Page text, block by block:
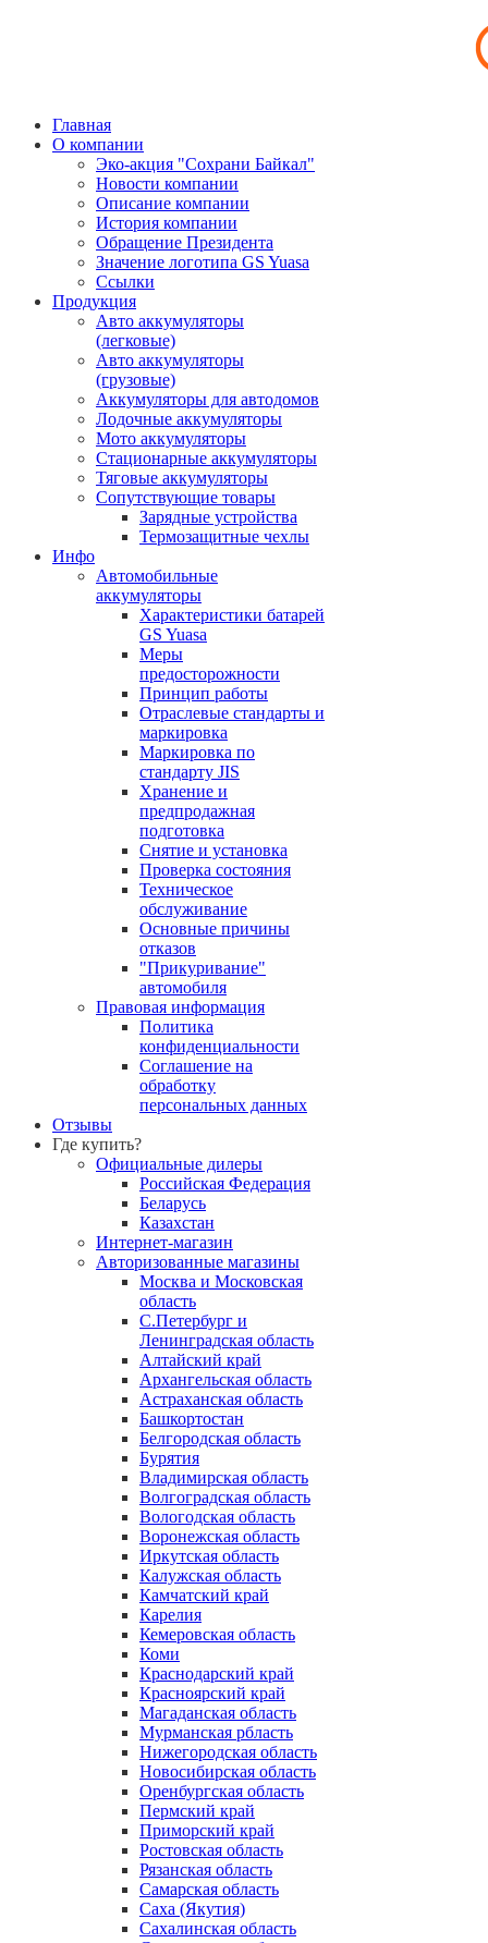
Главная
О компании
Эко-акция "Сохрани Байкал"
Новости компании
Описание компании
История компании
Обращение Президента
Значение логотипа GS Yuasa
Ссылки
Продукция
Авто аккумуляторы
(легковые)
Авто аккумуляторы
(грузовые)
Аккумуляторы для автодомов
Лодочные аккумуляторы
Мото аккумуляторы
Стационарные аккумуляторы
Тяговые аккумуляторы
Сопутствующие товары
Зарядные устройства
Термозащитные чехлы
Инфо
Автомобильные
аккумуляторы
Характеристики батарей
GS Yuasa
Меры
предосторожности
Принцип работы
Отраслевые стандарты и
маркировка
Маркировка по
стандарту JIS
Хранение и
предпродажная
подготовка
Снятие и установка
Проверка состояния
Техническое
обслуживание
Основные причины
отказов
"Прикуривание"
автомобиля
Правовая информация
Политика
конфиденциальности
Соглашение на
обработку
персональных данных
Отзывы
Где купить?
Официальные дилеры
Российская Федерация
Беларусь
Казахстан
Интернет-магазин
Авторизованные магазины
Москва и Московская
область
С.Петербург и
Ленинградская область
Алтайский край
Архангельская область
Астраханская область
Башкортостан
Белгородская область
Бурятия
Владимирская область
Волгоградская область
Вологодская область
Воронежская область
Иркутская область
Калужская область
Камчатский край
Карелия
Кемеровская область
Коми
Краснодарский край
Красноярский край
Магаданская область
Мурманская рбласть
Нижегородская область
Новосибирская область
Оренбургская область
Пермский край
Приморский край
Ростовская область
Рязанская область
Самарская область
Саха (Якутия)
Сахалинская область